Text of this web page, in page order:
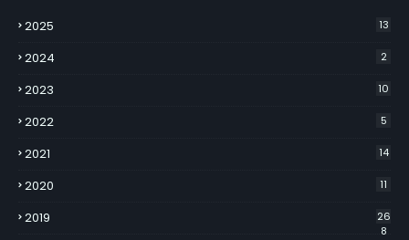
2025 13
2024 2
2023 10
2022 5
2021 14
2020 11
2019
26
8